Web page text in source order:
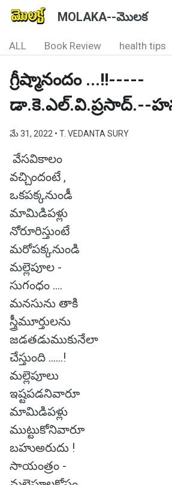
MOLAKA--మొలక
ALL Book Review health tips
గ్రీష్మానందం ...!!-----
డా.కె.ఎల్.వి.ప్రసాద్.--
మే 31, 2022 • T. VEDANTA SURY
వేసవికాలం
వచ్చిందంటే ,
ఒకపక్కనుండీ
మామిడిపళ్లు
నోరూరిస్తుంటే
మరోపక్కనుండి
మల్లెపూల -
సుగంధం ....
మనసును తాకి
స్త్రీమూర్తులను
జడతడుముకునేలా
చేస్తుంది ......!
మల్లెపూలు
ఇష్టపడనివారూ
మామిడిపళ్లు
ముట్టుకోనివారూ
బహుఅరుదు !
సాయంత్రం -